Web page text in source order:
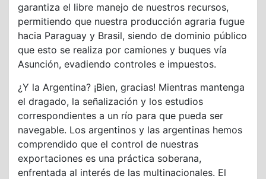
garantiza el libre manejo de nuestros recursos,
permitiendo que nuestra producción agraria fugue
hacia Paraguay y Brasil, siendo de dominio público
que esto se realiza por camiones y buques vía
Asunción, evadiendo controles e impuestos.
¿Y la Argentina? ¡Bien, gracias! Mientras mantenga
el dragado, la señalización y los estudios
correspondientes a un río para que pueda ser
navegable. Los argentinos y las argentinas hemos
comprendido que el control de nuestras
exportaciones es una práctica soberana,
enfrentada al interés de las multinacionales. El